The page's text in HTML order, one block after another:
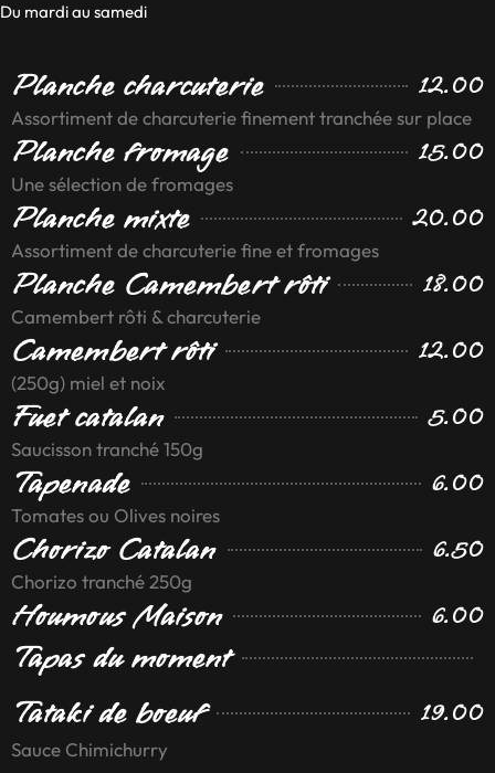
Du mardi au samedi
Planche charcuterie 12.00
Assortiment de charcuterie finement tranchée sur place
Planche fromage 15.00
Une sélection de fromages
Planche mixte 20.00
Assortiment de charcuterie fine et fromages
Planche Camembert rôti 18.00
Camembert rôti & charcuterie
Camembert rôti 12.00
(250g) miel et noix
Fuet catalan 5.00
Saucisson tranché 150g
Tapenade 6.00
Tomates ou Olives noires
Chorizo Catalan 6.50
Chorizo tranché 250g
Houmous Maison 6.00
Tapas du moment
Tataki de boeuf
19.00
Sauce Chimichurry